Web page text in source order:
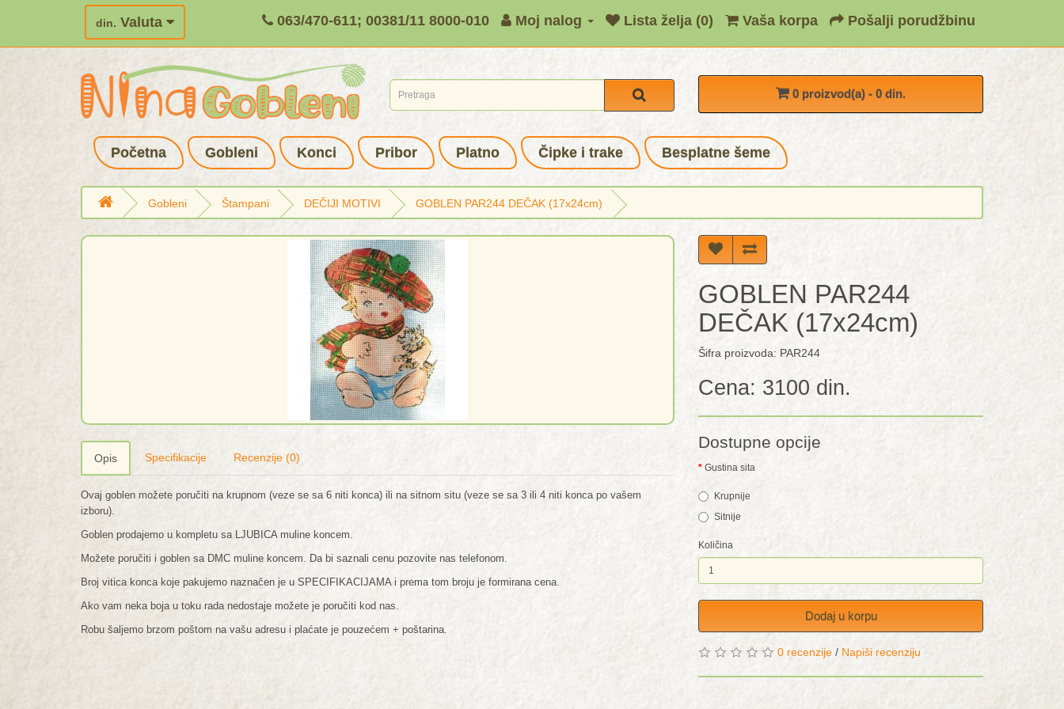
din. Valuta 063/470-611; 00381/11 8000-010 Moj nalog Lista želja (0) Vaša korpa Pošalji porudžbinu
0 proizvod(a) - 0 din.
Početna Gobleni Konci Pribor Platno Čipke i trake Besplatne šeme
Gobleni Štampani DEČIJI MOTIVI GOBLEN PAR244 DEČAK (17x24cm)
Opis Specifikacije Recenzije (0)
Ovaj goblen možete poručiti na krupnom (veze se sa 6 niti konca) ili na sitnom situ (veze se sa 3 ili 4 niti konca po vašem
izboru).
Goblen prodajemo u kompletu sa LJUBICA muline koncem.
Možete poručiti i goblen sa DMC muline koncem. Da bi saznali cenu pozovite nas telefonom.
Broj vitica konca koje pakujemo naznačen je u SPECIFIKACIJAMA i prema tom broju je formirana cena.
Ako vam neka boja u toku rada nedostaje možete je poručiti kod nas.
Robu šaljemo brzom poštom na vašu adresu i plaćate je pouzećem + poštarina.
GOBLEN PAR244
DEČAK (17x24cm)
Šifra proizvoda: PAR244
Cena: 3100 din.
Dostupne opcije
Gustina sita
Krupnije
Sitnije
Količina
Dodaj u korpu
0 recenzije / Napiši recenziju